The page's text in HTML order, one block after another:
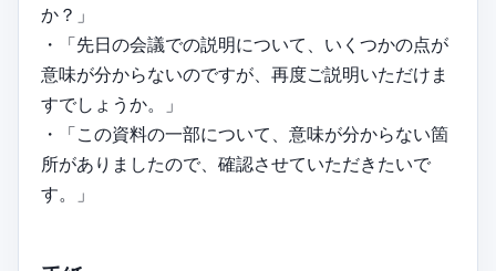
か？」
・「先日の会議での説明について、いくつかの点が
意味が分からないのですが、再度ご説明いただけま
すでしょうか。」
・「この資料の一部について、意味が分からない箇
所がありましたので、確認させていただきたいで
す。」